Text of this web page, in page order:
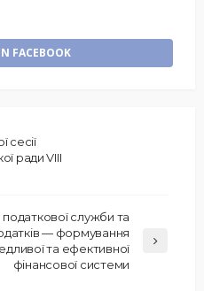
FACEBOOK
сесії
ради VIII
податкової служби та
— формування
та ефективної
фінансової системи